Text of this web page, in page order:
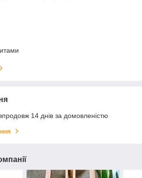
14 днів за домовленістю